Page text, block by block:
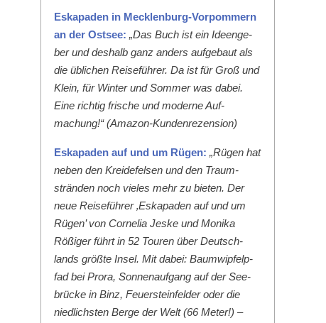
Eska­paden in Meck­len­burg-Vor­pom­mern
an der Ost­see: „Das Buch ist ein Ideenge­
ber und deshalb ganz anders aufge­baut als
die üblichen Reise­führer. Da ist für Groß und
Klein, für Win­ter und Som­mer was dabei.
Eine richtig frische und mod­erne Auf­
machung!“ (Ama­zon-Kun­den­rezen­sion)
Eska­paden auf und um Rügen: „Rügen hat
neben den Krei­de­felsen und den Traum­
strän­den noch vieles mehr zu bieten. Der
neue Reise­führer ‚Eska­paden auf und um
Rügen’ von Cor­nelia Jeske und Moni­ka
Rößiger führt in 52 Touren über Deutsch­
lands größte Insel. Mit dabei: Baumwipfelp­
fad bei Pro­ra, Son­nenauf­gang auf der See­
brücke in Binz, Feuer­ste­in­felder oder die
niedlich­sten Berge der Welt (66 Meter!) –